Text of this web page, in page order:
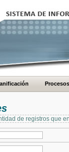
Procesos
de registros que